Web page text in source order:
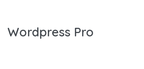
Wordpress Pro